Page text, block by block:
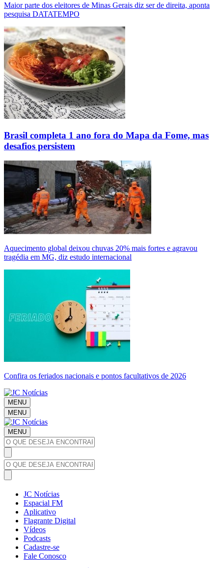
Maior parte dos eleitores de Minas Gerais diz ser de direita, aponta
pesquisa DATATEMPO
Brasil completa 1 ano fora do Mapa da Fome, mas
desafios persistem
Aquecimento global deixou chuvas 20% mais fortes e agravou
tragédia em MG, diz estudo internacional
Confira os feriados nacionais e pontos facultativos de 2026
MENU
MENU
MENU
JC Notícias
Espacial FM
Aplicativo
Flagrante Digital
Vídeos
Podcasts
Cadastre-se
Fale Conosco